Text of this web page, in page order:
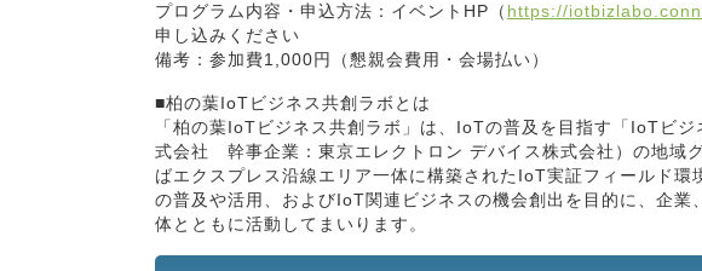
プログラム内容・申込方法：イベントHP（ https://
申し込みください
備考：参加費1,000円（懇親会費用・会場払い）
■柏の葉IoTビジネス共創ラボとは
「柏の葉IoTビジネス共創ラボ」は、IoTの普及を目指す「IoTビ
式会社 幹事企業：東京エレクトロン デバイス株式会社）の地域
ばエクスプレス沿線エリア一体に構築されたIoT実証フィールド
の普及や活用、およびIoT関連ビジネスの機会創出を目的に、企業
体とともに活動してまいります。